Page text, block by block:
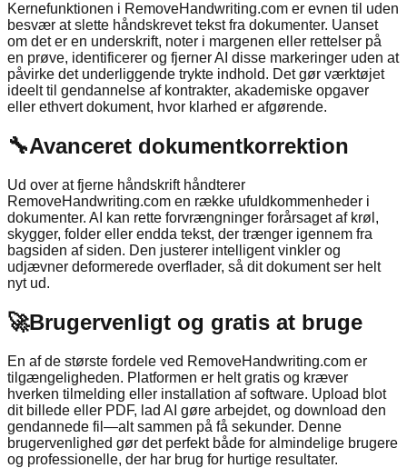
Kernefunktionen i RemoveHandwriting.com er evnen til uden
besvær at slette håndskrevet tekst fra dokumenter. Uanset
om det er en underskrift, noter i margenen eller rettelser på
en prøve, identificerer og fjerner AI disse markeringer uden at
påvirke det underliggende trykte indhold. Det gør værktøjet
ideelt til gendannelse af kontrakter, akademiske opgaver
eller ethvert dokument, hvor klarhed er afgørende.
🔧Avanceret dokumentkorrektion
Ud over at fjerne håndskrift håndterer
RemoveHandwriting.com en række ufuldkommenheder i
dokumenter. AI kan rette forvrængninger forårsaget af krøl,
skygger, folder eller endda tekst, der trænger igennem fra
bagsiden af siden. Den justerer intelligent vinkler og
udjævner deformerede overflader, så dit dokument ser helt
nyt ud.
🚀Brugervenligt og gratis at bruge
En af de største fordele ved RemoveHandwriting.com er
tilgængeligheden. Platformen er helt gratis og kræver
hverken tilmelding eller installation af software. Upload blot
dit billede eller PDF, lad AI gøre arbejdet, og download den
gendannede fil—alt sammen på få sekunder. Denne
brugervenlighed gør det perfekt både for almindelige brugere
og professionelle, der har brug for hurtige resultater.